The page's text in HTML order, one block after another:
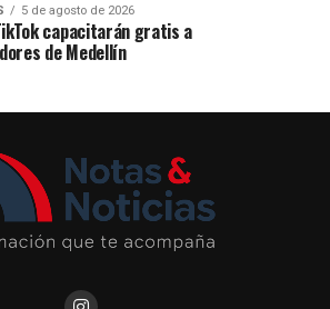
5 de agosto de 2026
capacitarán gratis a
de Medellín